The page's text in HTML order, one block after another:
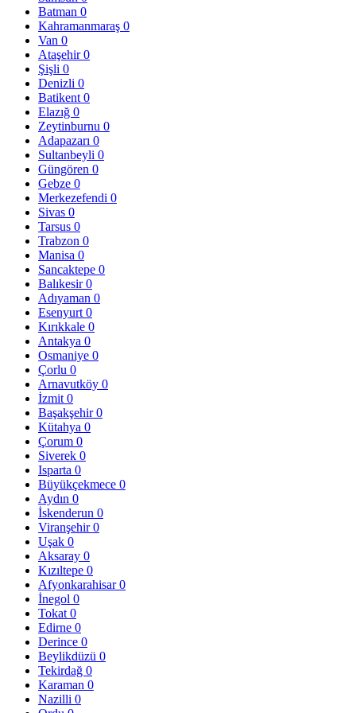
Batman 0
Kahramanmaraş 0
Van 0
Ataşehir0
Şişli 0
Denizli 0
Batikent 0
Elazığ 0
Zeytinburnu 0
Adapazarı 0
Sultanbeyli 0
Güngören 0
Gebze 0
Merkezefendi 0
Sivas 0
Tarsus 0
Trabzon 0
Manisa 0
Sancaktepe 0
Balıkesir0
Adıyaman 0
Esenyurt 0
Kırıkkale 0
Antakya 0
Osmaniye 0
Çorlu 0
Arnavutköy 0
İzmit 0
Başakşehir0
Kütahya 0
Çorum 0
Siverek 0
Isparta 0
Büyükçekmece 0
Aydın 0
İskenderun 0
Viranşehir0
Uşak 0
Aksaray 0
Kızıltepe 0
Afyonkarahisar0
İnegol 0
Tokat 0
Edirne 0
Derince 0
Beylikdüzü 0
Tekirdağ 0
Karaman 0
Nazilli 0